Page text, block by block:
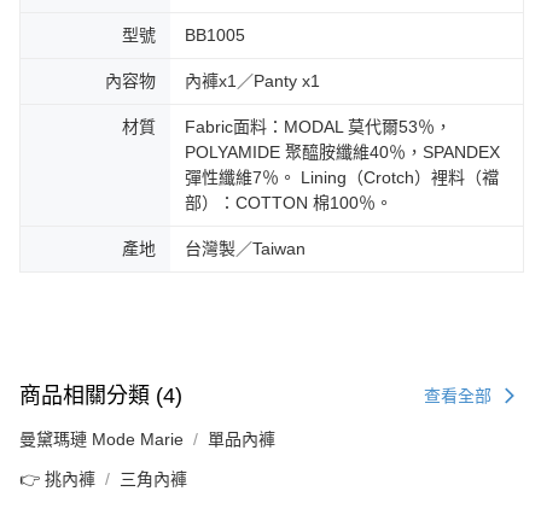
型號 BB1005
內容物 內褲x1／Panty x1
材質
Fabric面料：MODAL 莫代爾53％，
POLYAMIDE 聚醯胺纖維40％，SPANDEX
彈性纖維7％。 Lining（Crotch）裡料（襠
部）：COTTON 棉100％。
產地 台灣製／Taiwan
商品相關分類 (4) 查看全部
曼黛瑪璉 Mode Marie 單品內褲
👉 挑內褲 三角內褲